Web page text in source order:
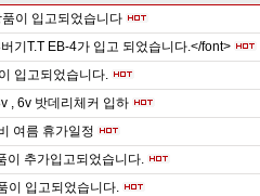
이 입고되었습니다
기T.T EB-4가 입고 되었습니다.</font>
입고되었습니다.
, 6v 밧데리체커 입하
여름 휴가일정
이 추가입고되었습니다.
이 입고되었습니다.